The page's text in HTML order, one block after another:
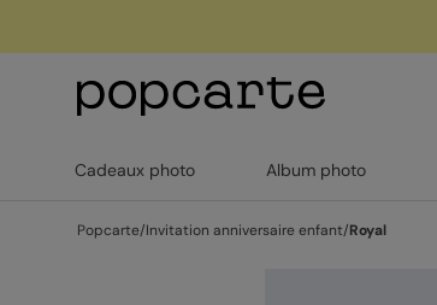
Cadeaux photo Album photo
Popcarte/Invitation anniversaire enfant/Royal